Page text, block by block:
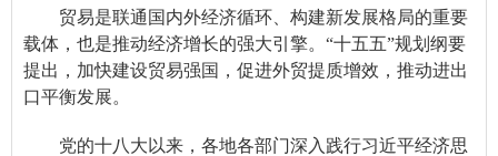
贸易是联通国内外经济循环、构建新发展格局的重要
载体，也是推动经济增长的强大引擎。“十五五”规划纲要
提出，加快建设贸易强国，促进外贸提质增效，推动进出
口平衡发展。
党的十八大以来，各地各部门深入践行习近平经济思